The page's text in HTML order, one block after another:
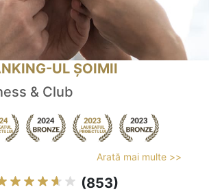
UL ȘOIMII
& Club
Arată mai multe >>
(853)